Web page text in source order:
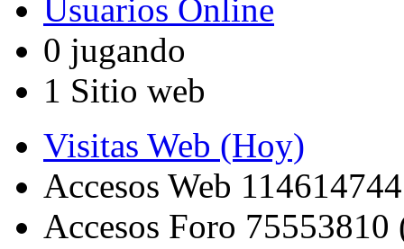
Usuarios Online
0 jugando
1 Sitio web
Visitas Web (Hoy)
Accesos Web
Accesos Foro 75553810